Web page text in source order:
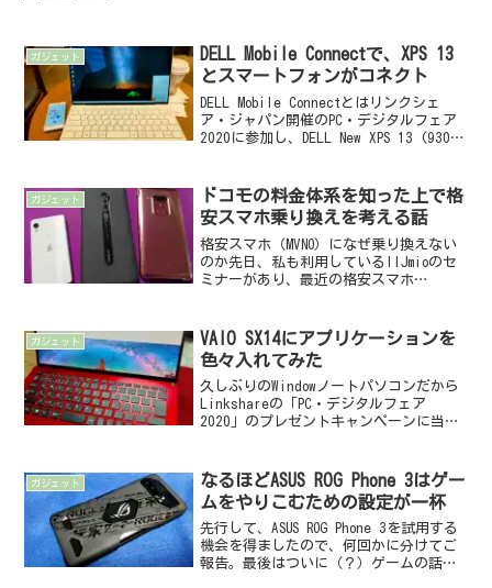
ガジェット
DELL Mobile Connectで、XPS 13
とスマートフォンがコネクト
DELL Mobile Connectとはリンクシェ
ア・ジャパン開催のPC・デジタルフェア
2020に参加し、DELL New XPS 13 (9300)
た感想などを...
ガジェット
ドコモの料金体系を知った上で格
安スマホ乗り換えを考える話
格安スマホ（MVNO）になぜ乗り換えない
のか先日、私も利用しているIIJmioのセ
ミナーがあり、最近の格安スマホ
躊躇している理由の一つは、「MVNOの料
金体系が...
ガジェット
VAIO SX14にアプリケーションを
色々入れてみた
久しぶりのWindowノートパソコンだから
Linkshareの「PC・デジタルフェア
2020」のプレゼントキャンペーンに当選
使わせてもらっ...
ガジェット
なるほどASUS ROG Phone 3はゲー
ムをやりこむための設定が一杯
先行して、ASUS ROG Phone 3を試用する
機会を得ましたので、何回かに分けてご
報告。最後はついに（？）ゲームの話。